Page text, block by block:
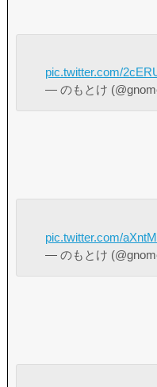
pic.twitter.com/
— のもとけ
pic.twitter.com/
— のもとけ